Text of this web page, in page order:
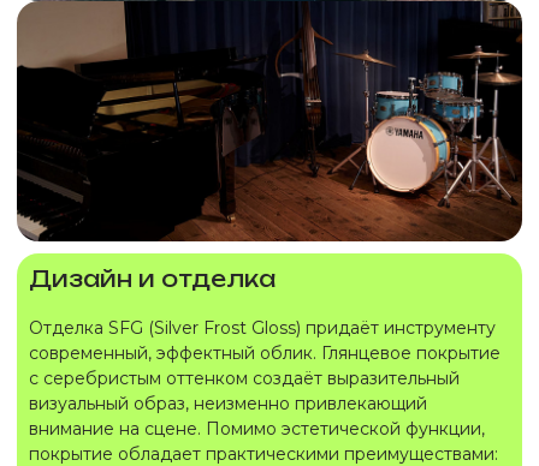
Дизайн и отделка
Отделка SFG (Silver Frost Gloss) придаёт инструменту
современный, эффектный облик. Глянцевое покрытие
с серебристым оттенком создаёт выразительный
визуальный образ, неизменно привлекающий
внимание на сцене. Помимо эстетической функции,
покрытие обладает практическими преимуществами: